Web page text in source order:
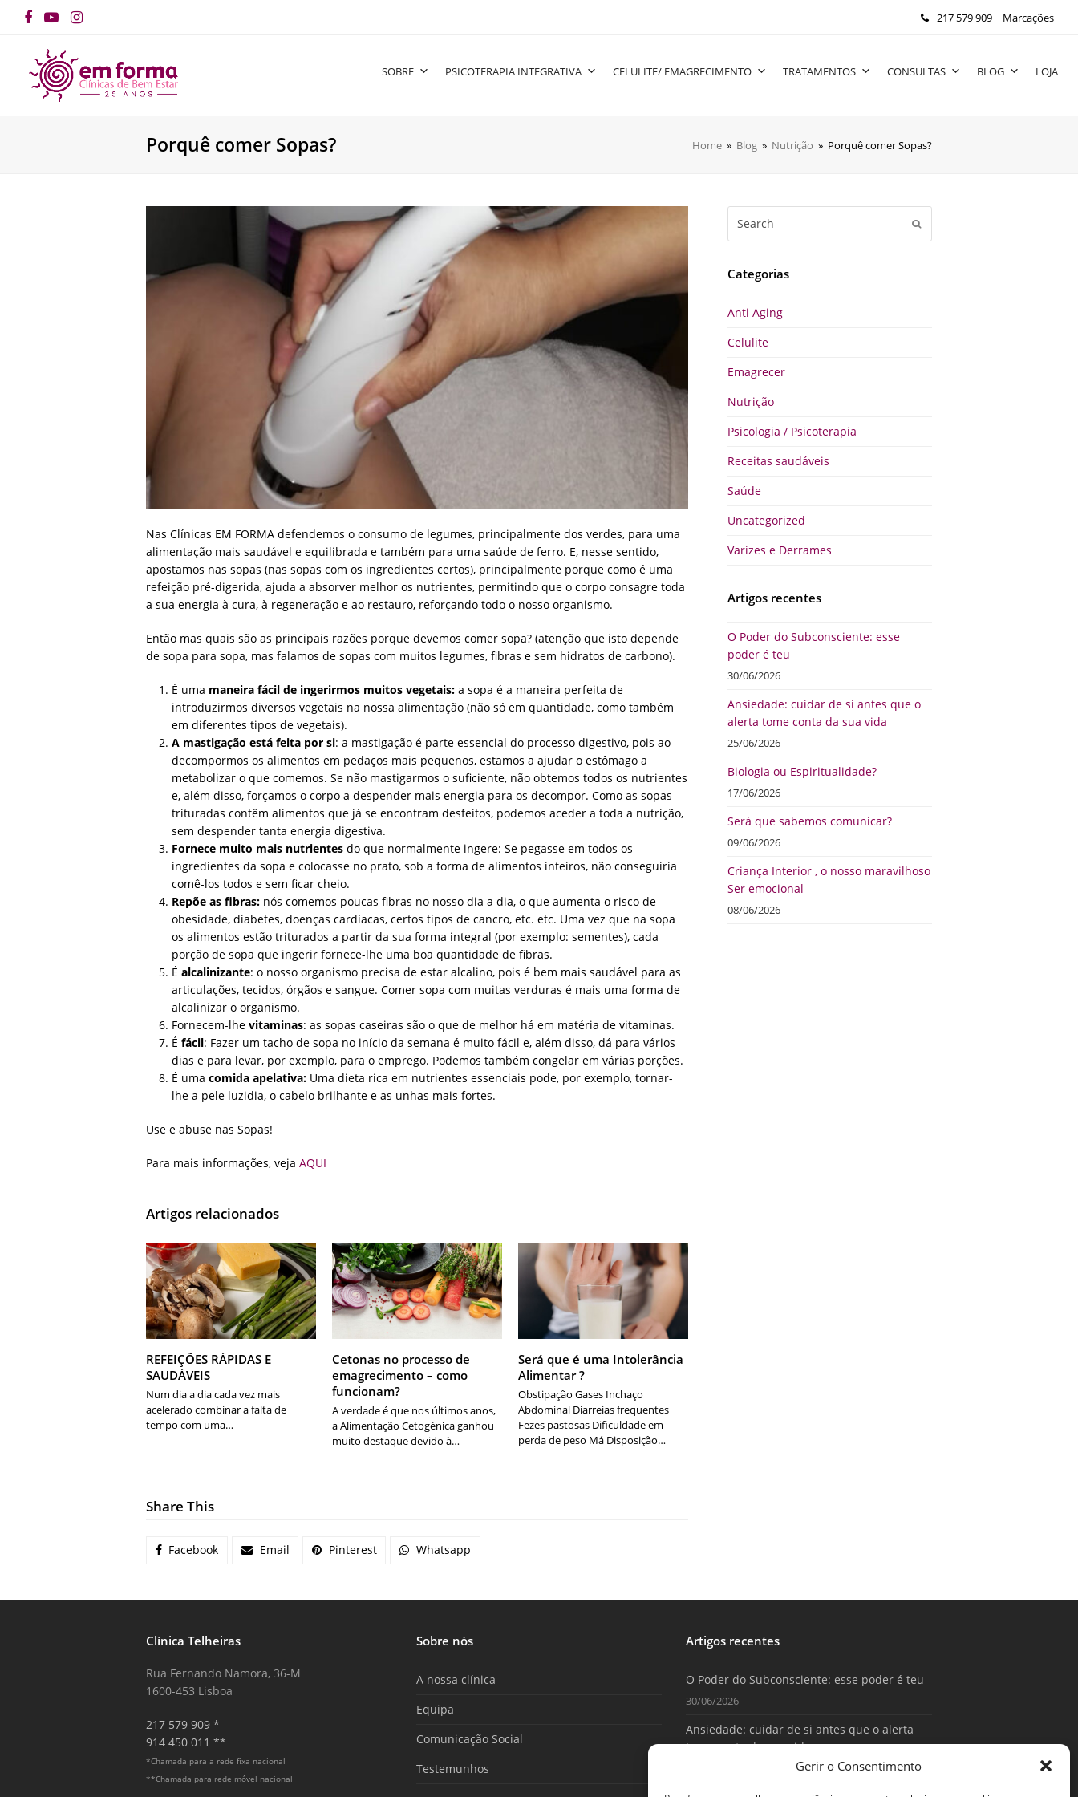
Gerir o Consentimento
Facebook
YouTubeInstagram 217 579 909 Marcações
SOBRE PSICOTERAPIA INTEGRATIVA CELULITE/ EMAGRECIMENTO TRATAMENTOS CONSULTAS BLOG LOJA
Porquê comer Sopas? Home » Blog » Nutrição » Porquê comer Sopas?
Categorias
Anti Aging
Celulite
Emagrecer
Nutrição
Psicologia / Psicoterapia
Receitas saudáveis
Saúde
Uncategorized
Varizes e Derrames
Artigos recentes
O Poder do Subconsciente: esse
poder é teu
30/06/2026
Ansiedade: cuidar de si antes que o
alerta tome conta da sua vida
25/06/2026
Biologia ou Espiritualidade?
17/06/2026
Será que sabemos comunicar?
09/06/2026
Criança Interior , o nosso maravilhoso
Ser emocional
08/06/2026
Nas Clínicas EM FORMA defendemos o consumo de legumes, principalmente dos verdes, para uma
alimentação mais saudável e equilibrada e também para uma saúde de ferro. E, nesse sentido,
apostamos nas sopas (nas sopas com os ingredientes certos), principalmente porque como é uma
refeição pré-digerida, ajuda a absorver melhor os nutrientes, permitindo que o corpo consagre toda
a sua energia à cura, à regeneração e ao restauro, reforçando todo o nosso organismo.
Então mas quais são as principais razões porque devemos comer sopa? (atenção que isto depende
de sopa para sopa, mas falamos de sopas com muitos legumes, fibras e sem hidratos de carbono).
É uma maneira fácil de ingerirmos muitos vegetais: a sopa é a maneira perfeita de
introduzirmos diversos vegetais na nossa alimentação (não só em quantidade, como também
em diferentes tipos de vegetais).
A mastigação está feita por si: a mastigação é parte essencial do processo digestivo, pois ao
decompormos os alimentos em pedaços mais pequenos, estamos a ajudar o estômago a
metabolizar o que comemos. Se não mastigarmos o suficiente, não obtemos todos os nutrientes
e, além disso, forçamos o corpo a despender mais energia para os decompor. Como as sopas
trituradas contêm alimentos que já se encontram desfeitos, podemos aceder a toda a nutrição,
sem despender tanta energia digestiva.
Fornece muito mais nutrientes do que normalmente ingere: Se pegasse em todos os
ingredientes da sopa e colocasse no prato, sob a forma de alimentos inteiros, não conseguiria
comê-los todos e sem ficar cheio.
Repõe as fibras: nós comemos poucas fibras no nosso dia a dia, o que aumenta o risco de
obesidade, diabetes, doenças cardíacas, certos tipos de cancro, etc. etc. Uma vez que na sopa
os alimentos estão triturados a partir da sua forma integral (por exemplo: sementes), cada
porção de sopa que ingerir fornece-lhe uma boa quantidade de fibras.
É alcalinizante: o nosso organismo precisa de estar alcalino, pois é bem mais saudável para as
articulações, tecidos, órgãos e sangue. Comer sopa com muitas verduras é mais uma forma de
alcalinizar o organismo.
Fornecem-lhe vitaminas: as sopas caseiras são o que de melhor há em matéria de vitaminas.
É fácil: Fazer um tacho de sopa no início da semana é muito fácil e, além disso, dá para vários
dias e para levar, por exemplo, para o emprego. Podemos também congelar em várias porções.
É uma comida apelativa: Uma dieta rica em nutrientes essenciais pode, por exemplo, tornar-
lhe a pele luzidia, o cabelo brilhante e as unhas mais fortes.
Use e abuse nas Sopas!
Para mais informações, veja AQUI
Artigos relacionados
REFEIÇÕES RÁPIDAS E
SAUDÁVEIS
Num dia a dia cada vez mais
acelerado combinar a falta de
tempo com uma…
Cetonas no processo de
emagrecimento – como
funcionam?
A verdade é que nos últimos anos,
a Alimentação Cetogénica ganhou
muito destaque devido à…
Será que é uma Intolerância
Alimentar ?
Obstipação Gases Inchaço
Abdominal Diarreias frequentes
Fezes pastosas Dificuldade em
perda de peso Má Disposição…
Share This
Facebook Email Pinterest Whatsapp
Clínica Telheiras
Rua Fernando Namora, 36-M
1600-453 Lisboa
217 579 909 *
914 450 011 **
*Chamada para a rede fixa nacional
**Chamada para rede móvel nacional
Sobre nós
A nossa clínica
Equipa
Comunicação Social
Testemunhos
Artigos recentes
O Poder do Subconsciente: esse poder é teu
30/06/2026
Ansiedade: cuidar de si antes que o alerta
tome conta da sua vida